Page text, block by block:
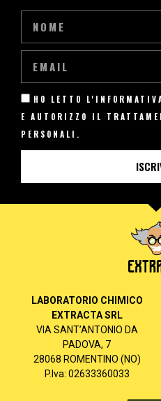
HO LETTO
E AUTORIZZO IL
PERSONALI.
LABORATORIO CHIMICO
EXTRACTA SRL
VIA SANT’ANTONIO DA
PADOVA, 7
28068 ROMENTINO (NO)
P.Iva: 02633360033